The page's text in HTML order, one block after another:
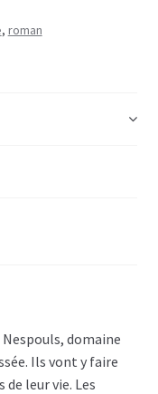
, roman
domaine
Ils vont y faire
leur vie. Les